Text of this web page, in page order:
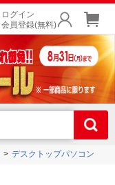
ログイン
会員登録(無料)
デスクトップパソコン